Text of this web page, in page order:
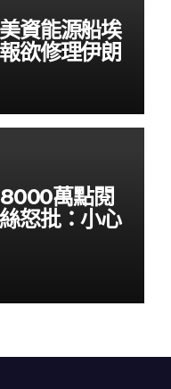
資能源船埃
欲修理伊朗
萬點閱
怒批：小心